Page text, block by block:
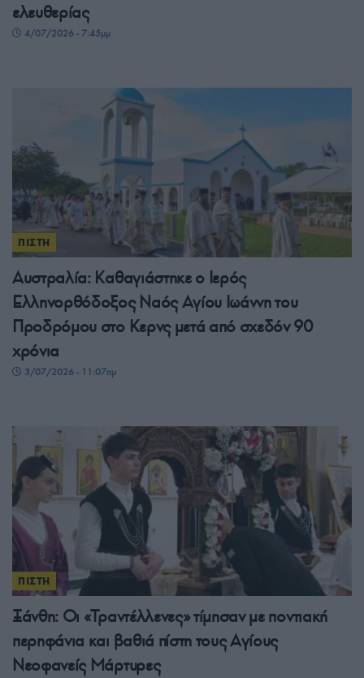
ελευθερίας
4/07/2026 - 7:45μμ
ΠΙΣΤΗ
Αυστραλία: Καθαγιάστηκε ο Ιερός
Ελληνορθόδοξος Ναός Αγίου Ιωάννη του
Προδρόμου στο Κερνς μετά από σχεδόν 90
χρόνια
3/07/2026 - 11:07πμ
ΠΙΣΤΗ
Ξάνθη: Οι «Τραντέλλενες» τίμησαν με ποντιακή
περηφάνια και βαθιά πίστη τους Αγίους
Νεοφανείς Μάρτυρες